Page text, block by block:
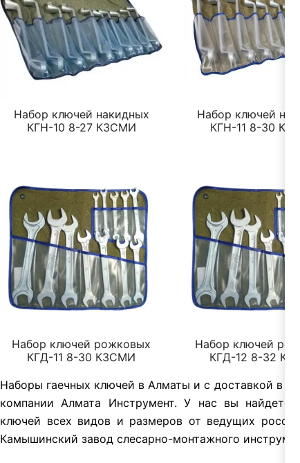
Набор ключей накидных
КГН-10 8-27 КЗСМИ
Набор ключей
КГН-11 8-30
Набор ключей рожковых
КГД-11 8-30 КЗСМИ
Набор ключей
КГД-12 8-32
Наборы гаечных ключей в Алматы и с доставкой в
компании Алмата Инструмент. У нас вы найдете
ключей всех видов и размеров от ведущих
Камышинский завод слесарно-монтажного